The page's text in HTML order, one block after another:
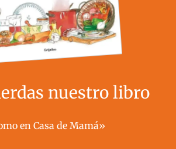
nuestro libro
en Casa de Mamá»